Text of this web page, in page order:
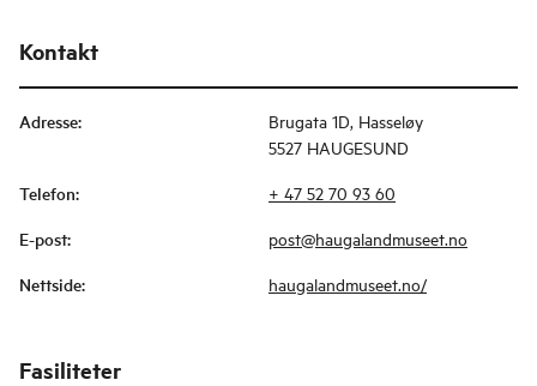
Kontakt
Adresse:
Brugata 1D, Hasseløy
5527 HAUGESUND
Telefon: + 47 52 70 93 60
E-post: post@haugalandmuseet.no
Nettside: haugalandmuseet.no/
Fasiliteter